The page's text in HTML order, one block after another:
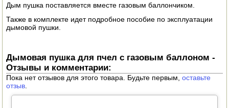
ДОИЛЬНЫЕ АППАРАТЫ
СРЕДСТВА ОТ ВРЕДИТЕЛЕЙ
ПОСУДА ДЛЯ КУХНИ
ДУШ ДЛЯ ДАЧИ И ДОМА
МАНГАЛЫ, КОПТИЛЬНИ
Дым пушка поставляется вместе газовым баллончиком.
Также в комплекте идет подробное пособие по эксплуатации
дымовой пушки.
Дымовая пушка для пчел с газовым баллоном -
Отзывы и комментарии:
Пока нет отзывов для этого товара. Будьте первым,оставьте
отзыв